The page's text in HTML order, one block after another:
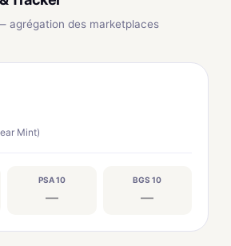
agrégation des marketplaces
Mint)
PSA 10
—
BGS 10
—